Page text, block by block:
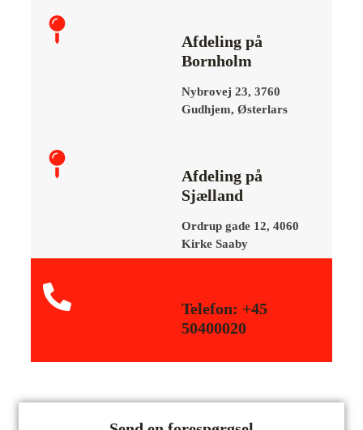
Afdeling på
Bornholm
Nybrovej 23, 3760
Gudhjem, Østerlars
Afdeling på
Sjælland
Ordrup gade 12, 4060
Kirke Saaby
Telefon: +45
50400020